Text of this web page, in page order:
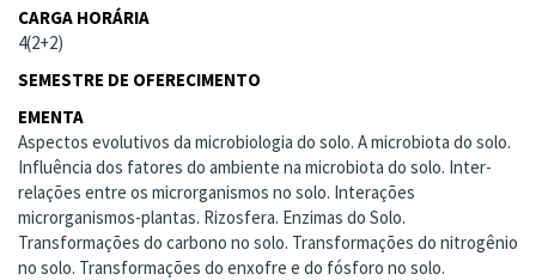
CARGA HORÁRIA
4(2+2)
SEMESTRE DE OFERECIMENTO
EMENTA
Aspectos evolutivos da microbiologia do solo. A microbiota do solo.
Influência dos fatores do ambiente na microbiota do solo. Inter-
relações entre os microrganismos no solo. Interações
microrganismos-plantas. Rizosfera. Enzimas do Solo.
Transformações do carbono no solo. Transformações do nitrogênio
no solo. Transformações do enxofre e do fósforo no solo.